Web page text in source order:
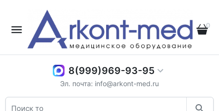
0
8(999)969-93-95
Эл. почта: info@arkont-med.ru